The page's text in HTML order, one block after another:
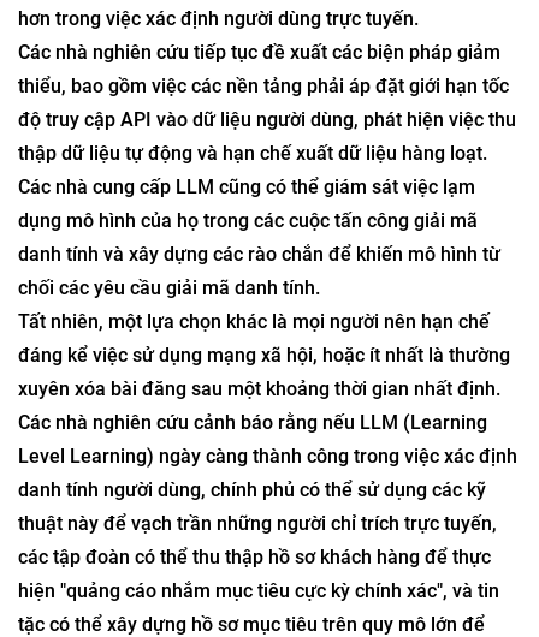
hơn trong việc xác định người dùng trực tuyến.
Các nhà nghiên cứu tiếp tục đề xuất các biện pháp giảm
thiểu, bao gồm việc các nền tảng phải áp đặt giới hạn tốc
độ truy cập API vào dữ liệu người dùng, phát hiện việc thu
thập dữ liệu tự động và hạn chế xuất dữ liệu hàng loạt.
Các nhà cung cấp LLM cũng có thể giám sát việc lạm
dụng mô hình của họ trong các cuộc tấn công giải mã
danh tính và xây dựng các rào chắn để khiến mô hình từ
chối các yêu cầu giải mã danh tính.
Tất nhiên, một lựa chọn khác là mọi người nên hạn chế
đáng kể việc sử dụng mạng xã hội, hoặc ít nhất là thường
xuyên xóa bài đăng sau một khoảng thời gian nhất định.
Các nhà nghiên cứu cảnh báo rằng nếu LLM (Learning
Level Learning) ngày càng thành công trong việc xác định
danh tính người dùng, chính phủ có thể sử dụng các kỹ
thuật này để vạch trần những người chỉ trích trực tuyến,
các tập đoàn có thể thu thập hồ sơ khách hàng để thực
hiện "quảng cáo nhắm mục tiêu cực kỳ chính xác", và tin
tặc có thể xây dựng hồ sơ mục tiêu trên quy mô lớn để